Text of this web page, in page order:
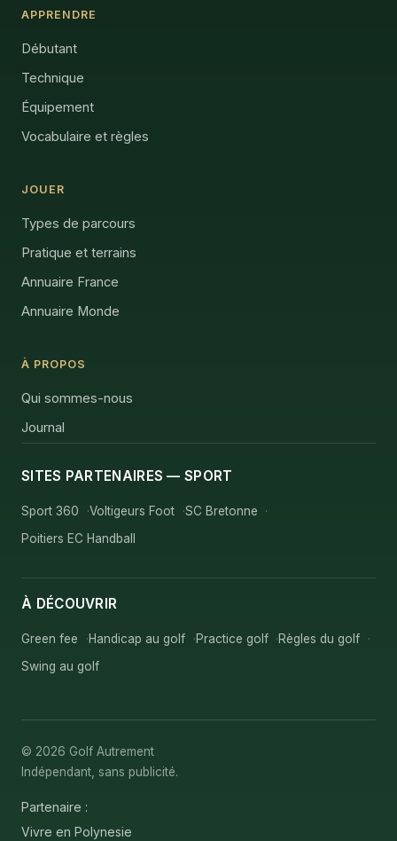
APPRENDRE
Débutant
Technique
Équipement
Vocabulaire et règles
JOUER
Types de parcours
Pratique et terrains
Annuaire France
Annuaire Monde
À PROPOS
Qui sommes-nous
Journal
SITES PARTENAIRES — SPORT
Sport 360 Voltigeurs Foot
SC Bretonne
Poitiers EC Handball
À DÉCOUVRIR
Green fee Handicap au golf Practice golf
Règles du golf
Swing au golf
© 2026 Golf Autrement
Indépendant, sans publicité.
Partenaire :
Vivre en Polynesie